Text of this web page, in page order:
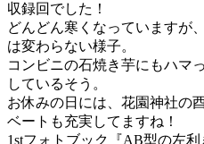
収録回でした！
どんどん寒くなっていますが
は変わらない様子。
コンビニの石焼き芋にもハマ
しているそう。
お休みの日には、花園神社の
ベートも充実してますね！
1stフォトブック『AB型の左